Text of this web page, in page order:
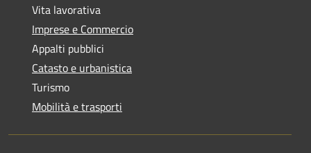
Vita lavorativa
Imprese e Commercio
Appalti pubblici
Catasto e urbanistica
Turismo
Mobilità e trasporti